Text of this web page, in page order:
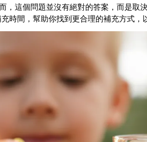
，這個問題並沒有絕對的答案，而是取
時間，幫助你找到更合理的補充方式，